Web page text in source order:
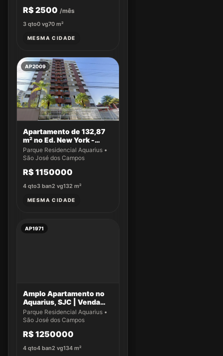
R$ 2500 /mês
3 qto0 vg70 m²
MESMA CIDADE
AP2009
Apartamento de 132,87
m² no Ed. New York -
Apto 14
Parque Residencial Aquarius •
São José dos Campos
R$ 1150000
4 qto3 ban2 vg132 m²
MESMA CIDADE
AP1971
Amplo Apartamento no
Aquarius, SJC | Venda
Exclusiva!
Parque Residencial Aquarius •
São José dos Campos
R$ 1250000
4 qto4 ban2 vg134 m²